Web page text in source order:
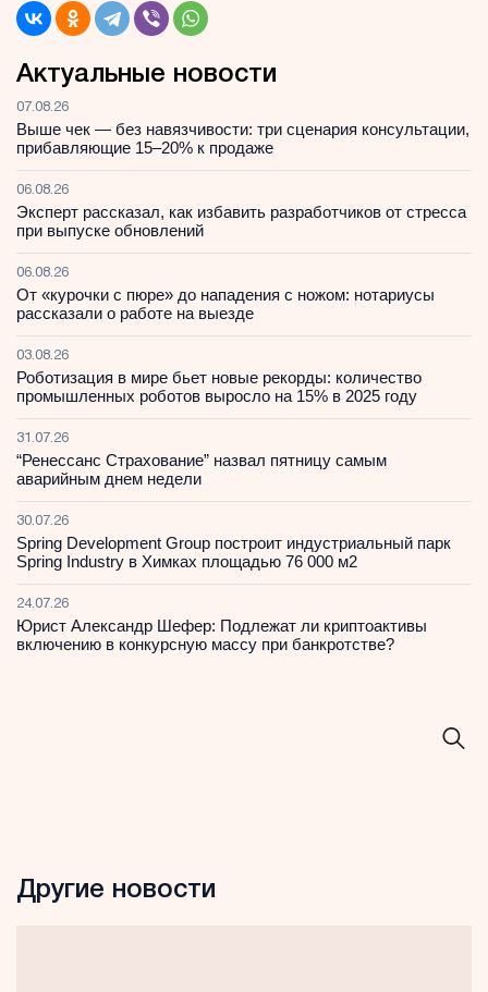
Актуальные новости
07.08.26
Выше чек — без навязчивости: три сценария консультации,
прибавляющие 15–20% к продаже
06.08.26
Эксперт рассказал, как избавить разработчиков от стресса
при выпуске обновлений
06.08.26
От «курочки с пюре» до нападения с ножом: нотариусы
рассказали о работе на выезде
03.08.26
Роботизация в мире бьет новые рекорды: количество
промышленных роботов выросло на 15% в 2025 году
31.07.26
“Ренессанс Страхование” назвал пятницу самым
аварийным днем недели
30.07.26
Spring Development Group построит индустриальный парк
Spring Industry в Химках площадью 76 000 м2
24.07.26
Юрист Александр Шефер: Подлежат ли криптоактивы
включению в конкурсную массу при банкротстве?
Другие новости